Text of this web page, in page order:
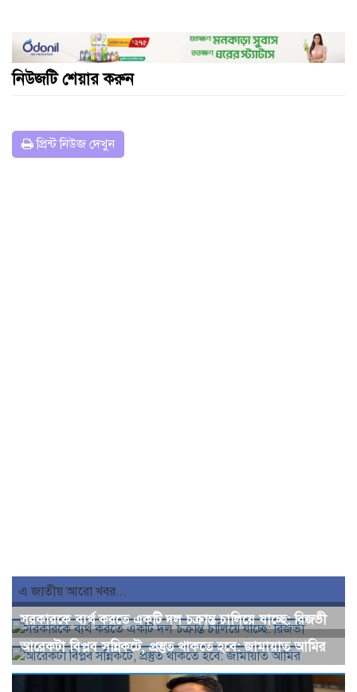
নিউজটি শেয়ার করুন
প্রিন্ট নিউজ দেখুন
এ জাতীয় আরো খবর...
সরকারকে ব্যর্থ করতে একটি দল চক্রান্ত চালিয়ে যাচ্ছে: রিজভী
আরেকটা বিপ্লব সন্নিকটে, প্রস্তুত থাকতে হবে: জামায়াত আমির